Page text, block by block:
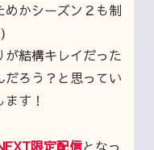
めかシーズン２も制
結構キレイだった
ろう？と思ってい
す！
限定配信となっ